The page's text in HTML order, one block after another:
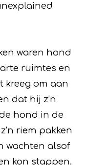
waren hond
ruimtes en
kreeg om aan
dat hij z’n
hond in de
riem pakken
wachten alsof
kon stappen.